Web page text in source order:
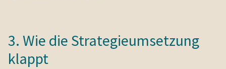
3. Wie die Strategieumsetzung
klappt